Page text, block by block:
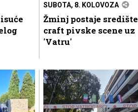
SUBOTA, 8. KOLOVOZA
Žminj postaje središte
craft pivske scene uz
'Vatru'